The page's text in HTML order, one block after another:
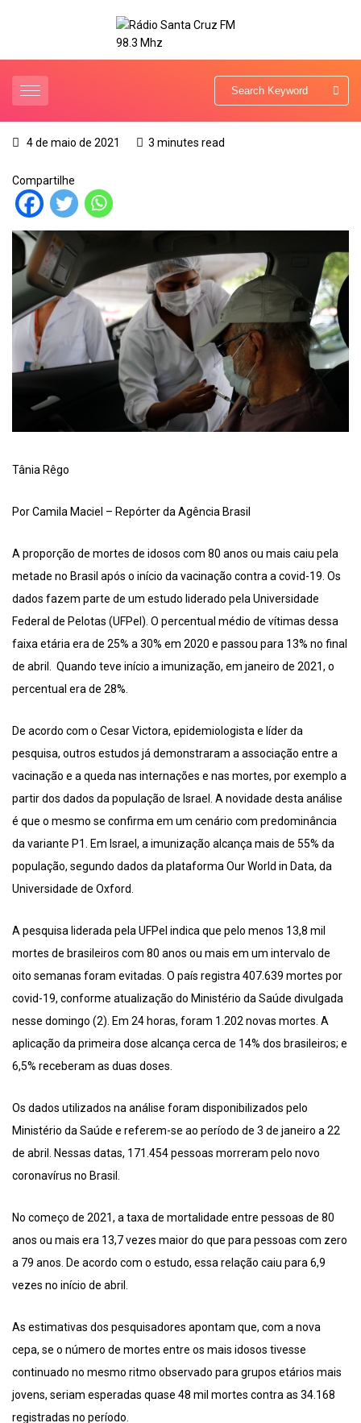
4 de maio de 2021 3 minutes read
Compartilhe
Tânia Rêgo
Por Camila Maciel – Repórter da Agência Brasil
A proporção de mortes de idosos com 80 anos ou mais caiu pela
metade no Brasil após o início da vacinação contra a covid-19. Os
dados fazem parte de um estudo liderado pela Universidade
Federal de Pelotas (UFPel). O percentual médio de vítimas dessa
faixa etária era de 25% a 30% em 2020 e passou para 13% no final
de abril. Quando teve início a imunização, em janeiro de 2021, o
percentual era de 28%.
De acordo com o Cesar Victora, epidemiologista e líder da
pesquisa, outros estudos já demonstraram a associação entre a
vacinação e a queda nas internações e nas mortes, por exemplo a
partir dos dados da população de Israel. A novidade desta análise
é que o mesmo se confirma em um cenário com predominância
da variante P1. Em Israel, a imunização alcança mais de 55% da
população, segundo dados da plataforma Our World in Data, da
Universidade de Oxford.
A pesquisa liderada pela UFPel indica que pelo menos 13,8 mil
mortes de brasileiros com 80 anos ou mais em um intervalo de
oito semanas foram evitadas. O país registra 407.639 mortes por
covid-19, conforme atualização do Ministério da Saúde divulgada
nesse domingo (2). Em 24 horas, foram 1.202 novas mortes. A
aplicação da primeira dose alcança cerca de 14% dos brasileiros; e
6,5% receberam as duas doses.
Os dados utilizados na análise foram disponibilizados pelo
Ministério da Saúde e referem-se ao período de 3 de janeiro a 22
de abril. Nessas datas, 171.454 pessoas morreram pelo novo
coronavírus no Brasil.
No começo de 2021, a taxa de mortalidade entre pessoas de 80
anos ou mais era 13,7 vezes maior do que para pessoas com zero
a 79 anos. De acordo com o estudo, essa relação caiu para 6,9
vezes no início de abril.
As estimativas dos pesquisadores apontam que, com a nova
cepa, se o número de mortes entre os mais idosos tivesse
continuado no mesmo ritmo observado para grupos etários mais
jovens, seriam esperadas quase 48 mil mortes contra as 34.168
registradas no período.